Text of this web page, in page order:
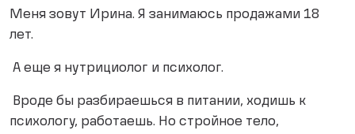
Меня зовут Ирина. Я занимаюсь продажами 18
лет.
А еще я нутрициолог и психолог.
Вроде бы разбираешься в питании, ходишь к
психологу, работаешь. Но стройное тело,